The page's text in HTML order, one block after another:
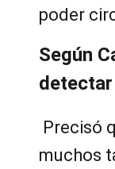
poder
Según
Precisó
muchos